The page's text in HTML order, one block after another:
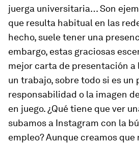
juerga universitaria… Son
que resulta habitual en las
hecho, suele tener una
embargo, estas graciosas
mejor carta de presentación a
un trabajo, sobre todo si es un
responsabilidad o la imagen
en juego. ¿Qué tiene que ver
subamos a Instagram con la
empleo? Aunque creamos